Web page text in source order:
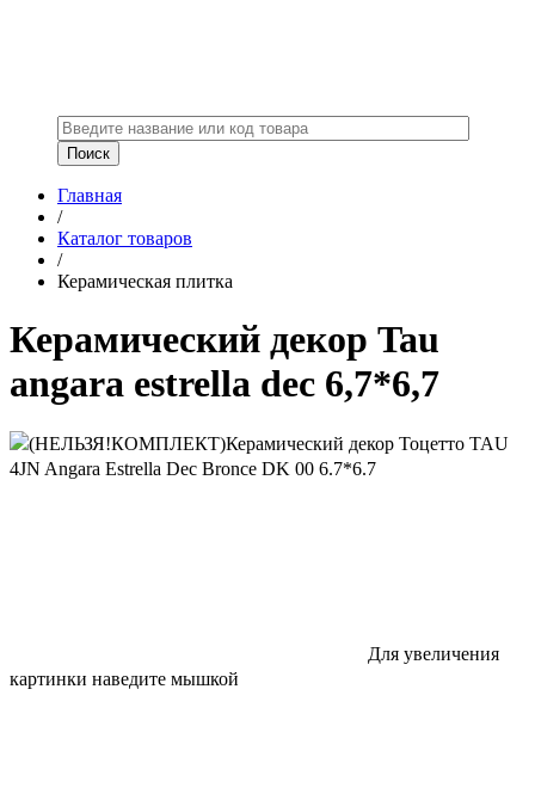
Главная
/
Каталог товаров
/
Керамическая плитка
Керамический декор Tau
angara estrella dec 6,7*6,7
Для увеличения
картинки наведите мышкой